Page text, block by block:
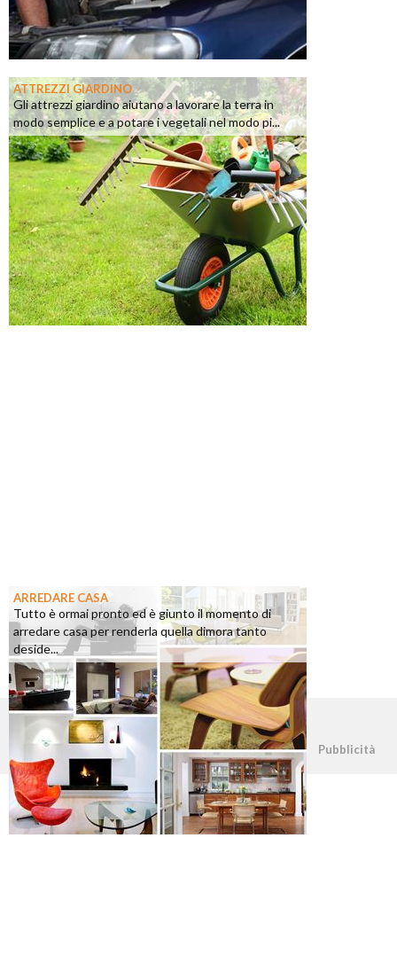
ATTREZZI GIARDINO
Gli attrezzi giardino aiutano a lavorare la terra in
modo semplice e a potare i vegetali nel modo pi...
ARREDARE CASA
Tutto è ormai pronto ed è giunto il momento di
arredare casa per renderla quella dimora tanto
deside...
©2026 - casapratica.org - p.iva 03338800984 Pubblicità